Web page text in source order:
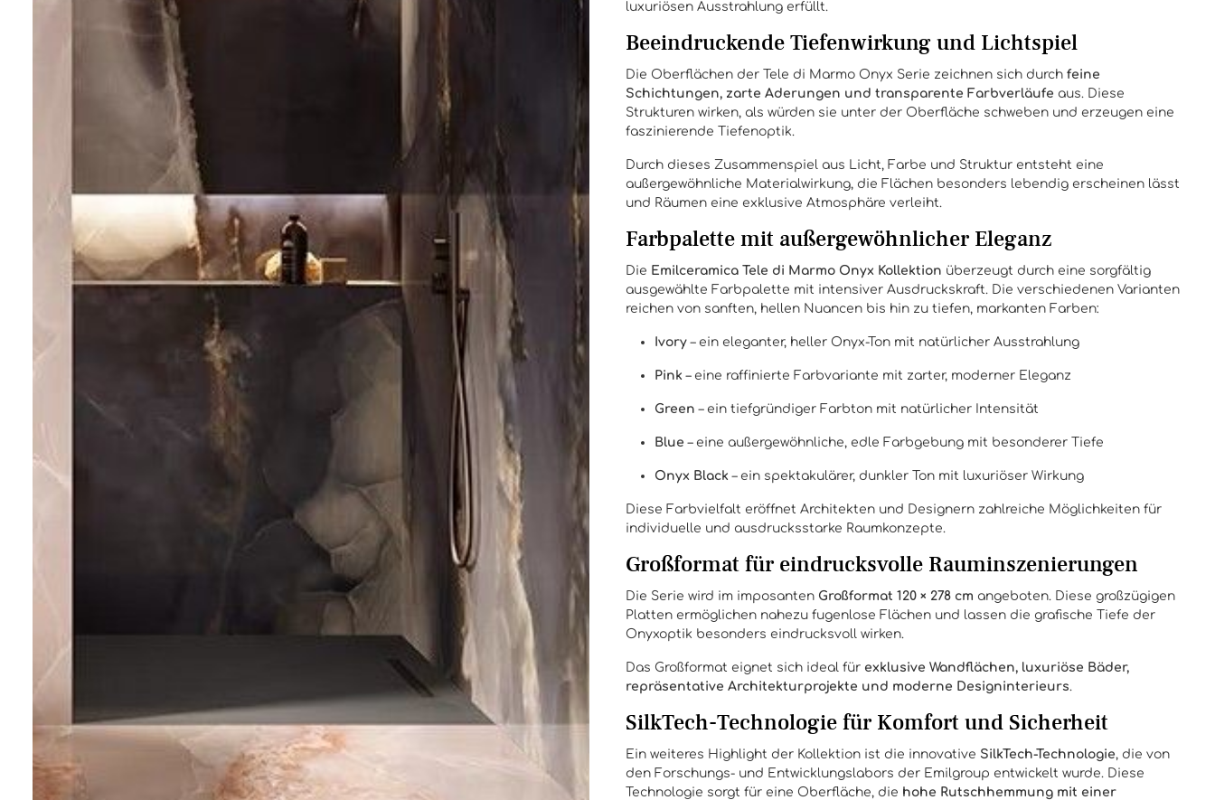
luxuriösen Ausstrahlung erfüllt.
Beeindruckende Tiefenwirkung und Lichtspiel
Die Oberflächen der Tele di Marmo Onyx Serie zeichnen sich durch feine
Schichtungen, zarte Aderungen und transparente Farbverläufe aus. Diese
Strukturen wirken, als würden sie unter der Oberfläche schweben und erzeugen eine
faszinierende Tiefenoptik.
Durch dieses Zusammenspiel aus Licht, Farbe und Struktur entsteht eine
außergewöhnliche Materialwirkung, die Flächen besonders lebendig erscheinen lässt
und Räumen eine exklusive Atmosphäre verleiht.
Farbpalette mit außergewöhnlicher Eleganz
Die Emilceramica Tele di Marmo Onyx Kollektion überzeugt durch eine sorgfältig
ausgewählte Farbpalette mit intensiver Ausdruckskraft. Die verschiedenen Varianten
reichen von sanften, hellen Nuancen bis hin zu tiefen, markanten Farben:
Ivory – ein eleganter, heller Onyx-Ton mit natürlicher Ausstrahlung
Pink – eine raffinierte Farbvariante mit zarter, moderner Eleganz
Green – ein tiefgründiger Farbton mit natürlicher Intensität
Blue – eine außergewöhnliche, edle Farbgebung mit besonderer Tiefe
Onyx Black – ein spektakulärer, dunkler Ton mit luxuriöser Wirkung
Diese Farbvielfalt eröffnet Architekten und Designern zahlreiche Möglichkeiten für
individuelle und ausdrucksstarke Raumkonzepte.
Großformat für eindrucksvolle Rauminszenierungen
Die Serie wird im imposanten Großformat 120 × 278 cm angeboten. Diese großzügigen
Platten ermöglichen nahezu fugenlose Flächen und lassen die grafische Tiefe der
Onyxoptik besonders eindrucksvoll wirken.
Das Großformat eignet sich ideal für exklusive Wandflächen, luxuriöse Bäder,
repräsentative Architekturprojekte und moderne Designinterieurs.
SilkTech-Technologie für Komfort und Sicherheit
Ein weiteres Highlight der Kollektion ist die innovative SilkTech-Technologie, die von
den Forschungs- und Entwicklungslabors der Emilgroup entwickelt wurde. Diese
Technologie sorgt für eine Oberfläche, die hohe Rutschhemmung mit einer